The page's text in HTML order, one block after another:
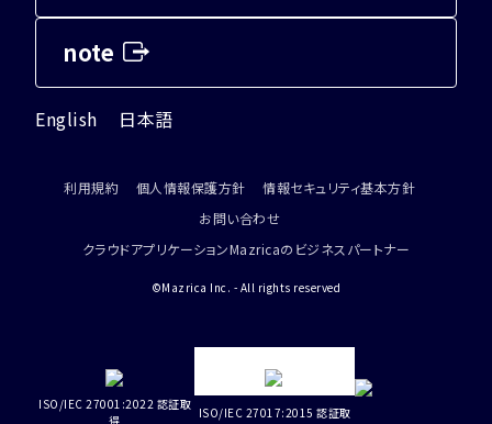
note
English 日本語
利用規約 個人情報保護方針
情報セキュリティ基本方針
お問い合わせ
クラウドアプリケーションMazricaのビジネスパートナー
©Mazrica Inc. - All rights reserved
ISO/IEC 27001:2022 認証取
得
ISO/IEC 27017:2015 認証取